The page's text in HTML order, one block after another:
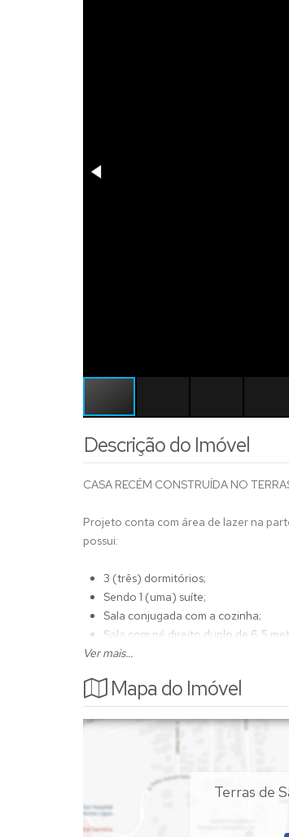
Descrição do Imóvel
CASA RECÉM CONSTRUÍDA NO
Projeto conta com área de lazer na
possui:
3 (três) dormitórios;
Sendo 1 (uma) suíte;
Sala conjugada com a cozinha;
Sala com pé direito duplo de 6,5
Lavabo;
Ver mais...
Mapa do Imóvel
Terras de